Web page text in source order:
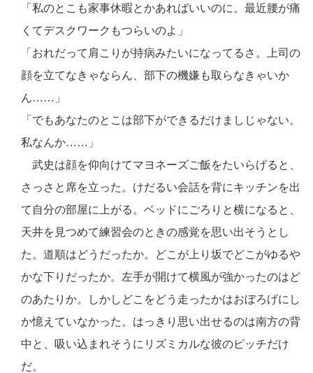
「私のとこも家事休暇とかあればいいのに。最近腰が痛
くてデスクワークもつらいのよ」
「おれだって肩こりが持病みたいになってるさ。上司の
顔を立てなきゃならん、部下の機嫌も取らなきゃいか
ん……」
「でもあなたのとこは部下ができるだけましじゃない。
私なんか……」
武史は顔を仰向けてマヨネーズご飯をたいらげると、
さっさと席を立った。けだるい会話を背にキッチンを出
て自分の部屋に上がる。ベッドにごろりと横になると、
天井を見つめて練習会のときの感覚を思い出そうとし
た。道順はどうだったか。どこが上り坂でどこがゆるや
かな下りだったか。左手が開けて横風が強かったのはど
のあたりか。しかしどこをどう走ったかはおぼろげにし
か憶えていなかった。はっきり思い出せるのは南方の背
中と、吸い込まれそうにリズミカルな彼のピッチだけ
だ。